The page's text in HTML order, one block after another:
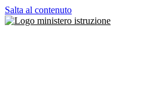
Salta al contenuto